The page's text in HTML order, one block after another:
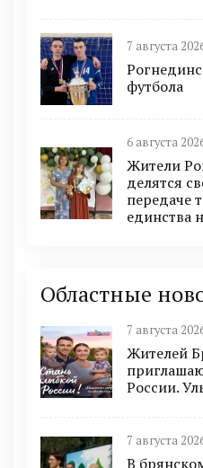
7 августа
футбола
6 августа
Жители
делятся
передаче
единства
Областные
7 августа
Жителей
России.
7 августа
В